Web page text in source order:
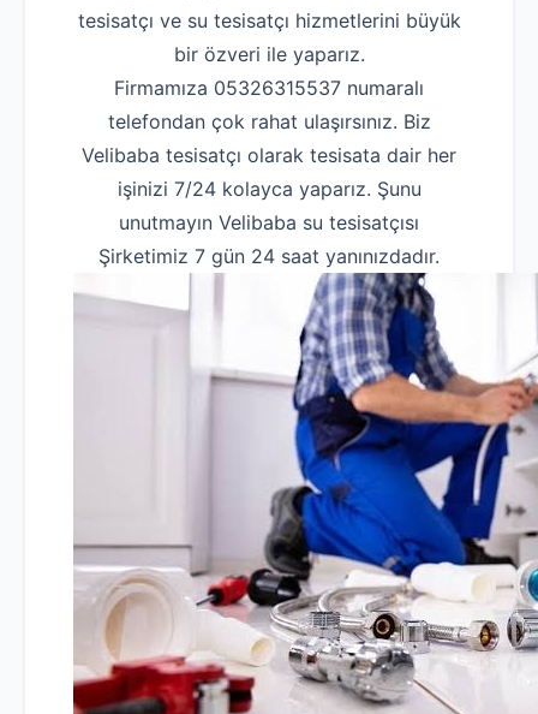
tesisatçı ve su tesisatçı hizmetlerini büyük
bir özveri ile yaparız.
Firmamıza 05326315537 numaralı
telefondan çok rahat ulaşırsınız. Biz
Velibaba tesisatçı olarak tesisata dair her
işinizi 7/24 kolayca yaparız. Şunu
unutmayın Velibaba su tesisatçısı
Şirketimiz 7 gün 24 saat yanınızdadır.